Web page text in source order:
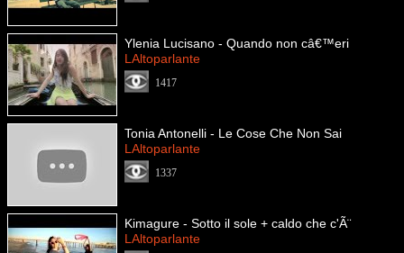
Ylenia Lucisano - Quando non câ€™eri
LAltoparlante
1417
Tonia Antonelli - Le Cose Che Non Sai
LAltoparlante
1337
Kimagure - Sotto il sole + caldo che c'Ã¨
LAltoparlante